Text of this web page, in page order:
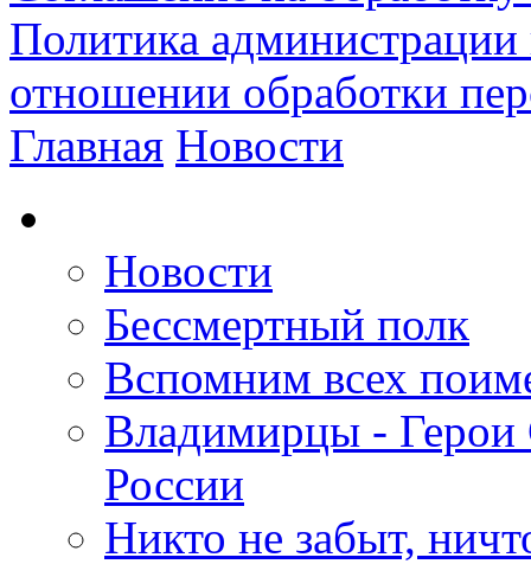
Политика
отношении обработки
Главная Новости
Новости
Бессмертный полк
Вспомним всех
Владимирцы - Герои
России
Никто не забыт,